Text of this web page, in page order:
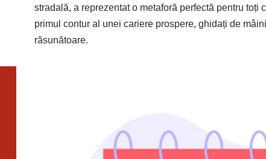
stradală, a reprezentat o metaforă perfectă pentru toți
primul contur al unei cariere prospere, ghidați de
răsunătoare.